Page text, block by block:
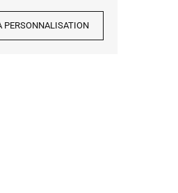
PERSONNALISATION